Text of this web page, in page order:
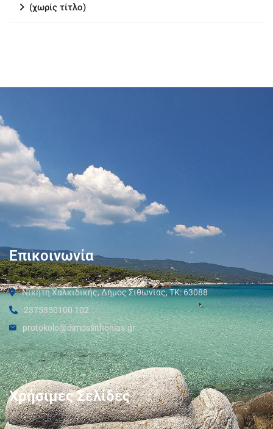
(χωρίς τίτλο)
Επικοινωνία
Νικήτη Χαλκιδικής, Δήμος Σιθωνίας, ΤΚ: 63088
2375350100 102
protokolo@dimossithonias.gr
Χρήσιμες Σελίδες